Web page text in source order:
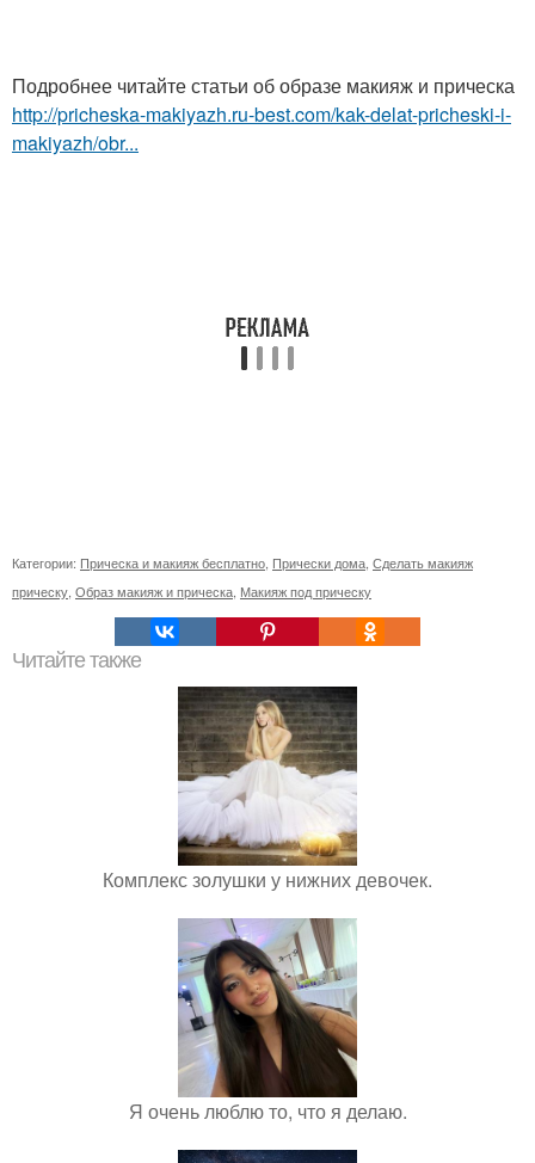
Подробнее читайте статьи об образе макияж и прическа
http://pricheska-makiyazh.ru-best.com/kak-delat-pricheski-i-
makiyazh/obr...
Категории: Прическа и макияж бесплатно Прически дома Сделать макияж
прическу Образ макияж и прическа Макияж под прическу
Читайте также
Комплекс золушки у нижних девочек.
Я очень люблю то, что я делаю.